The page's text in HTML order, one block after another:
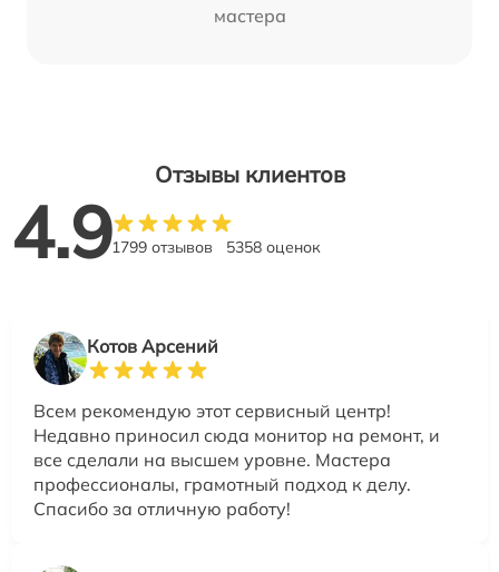
мастера
Отзывы клиентов
4.91799 отзывов 5358 оценок
Котов Арсений
Всем рекомендую этот сервисный центр!
Недавно приносил сюда монитор на ремонт, и
все сделали на высшем уровне. Мастера
профессионалы, грамотный подход к делу.
Спасибо за отличную работу!